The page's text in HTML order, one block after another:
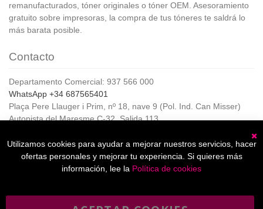
remanufacturados, tóner originales o tóner OEM. Asesoramiento
gratuito sobre impresoras, la compra de tus tóneres te saldrá lo
más barata posible.
Contacto
Departamento Comercial: 937 566 000
WhatsApp +34 687565401
Plaça Pere Llauger i Prim, nº 18, nave 9 (Pol. Ind. Can Misser)
Autopista del Maresme C-32, Salida 113
Horario de Atención al cliente:
De lunes a jueves de 8:00 a 17:00,
Viernes de 8:00 a 15:00
Utilizamos cookies para ayudar a mejorar nuestros servicios, hacer
ofertas personales y mejorar tu experiencia. Si quieres más
información, lee la Política de cookies